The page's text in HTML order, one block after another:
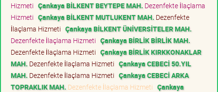
Hizmeti Çankaya BİLKENT BEYTEPE MAH. Dezenfekte İlaçlama
Hizmeti Çankaya BİLKENT MUTLUKENT MAH. Dezenfekte
İlaçlama Hizmeti Çankaya BİLKENT ÜNİVERSİTELER MAH.
Dezenfekte İlaçlama Hizmeti Çankaya BİRLİK BİRLİK MAH.
Dezenfekte İlaçlama Hizmeti Çankaya BİRLİK KIRKKONAKLAR
MAH. Dezenfekte İlaçlama Hizmeti Çankaya CEBECİ 50.YIL
MAH. Dezenfekte İlaçlama Hizmeti Çankaya CEBECİ ARKA
TOPRAKLIK MAH. Dezenfekte İlaçlama Hizmeti Çankaya